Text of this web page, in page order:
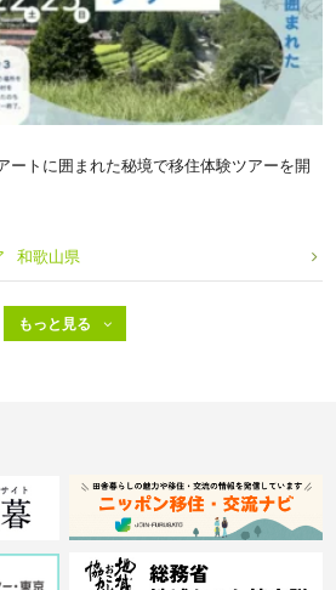
ートに囲まれた秘境で移住体験ツアーを開
和歌山県